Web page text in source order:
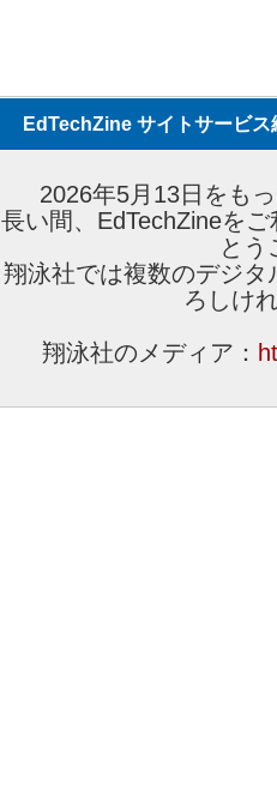
EdTechZine サイトサービス
2026年5月13日をも
長い間、EdTechZineを
とう
翔泳社では複数のデジ
ろしけ
翔泳社のメディア：